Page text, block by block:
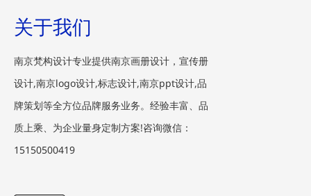
关于我们
南京梵构设计专业提供南京画册设计，宣传册
设计,南京logo设计,标志设计,南京ppt设计,品
牌策划等全方位品牌服务业务。经验丰富、品
质上乘、为企业量身定制方案!咨询微信：
15150500419